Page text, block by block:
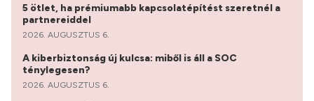
5 ötlet, ha prémiumabb kapcsolatépítést szeretnél a
partnereiddel
2026. AUGUSZTUS 6.
A kiberbiztonság új kulcsa: miből is áll a SOC
ténylegesen?
2026. AUGUSZTUS 6.